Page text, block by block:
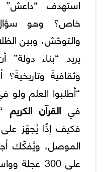
استهدف “داعش”
خاص؟ وهو
والتوحّش، وبين
يريد “بناء دولة”
وثقافيةً
“أطلبوا العلم
فيالقرآن الكريم
الموصل، ويُفكّك
على 300